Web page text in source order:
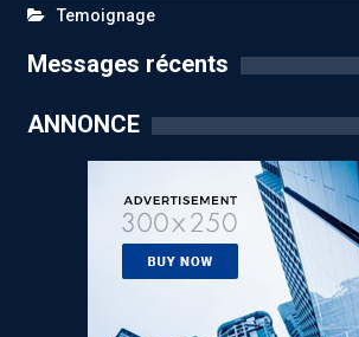
Temoignage
Messages récents
ANNONCE